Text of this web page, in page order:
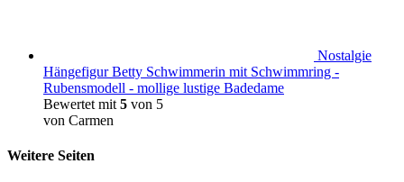
Nostalgie
Hängefigur Betty Schwimmerin mit Schwimmring -
Rubensmodell - mollige lustige Badedame
Bewertet mit 5 von 5
von Carmen
Weitere Seiten